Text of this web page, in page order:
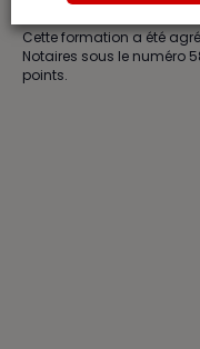
Cette formation a été
Notaires sous le numéro
points.